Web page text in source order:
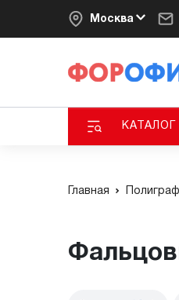
Москва
КАТАЛОГ
Главная